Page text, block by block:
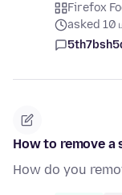
Firefox
asked 10
How to remove
How do you